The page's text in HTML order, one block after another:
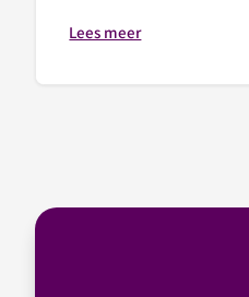
Lees meer